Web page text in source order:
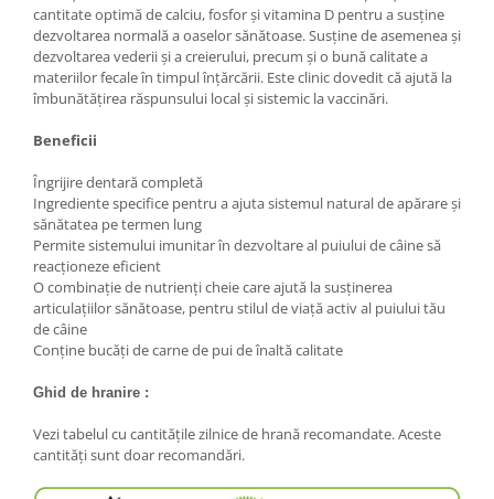
cantitate optimă de calciu, fosfor și vitamina D pentru a susține
dezvoltarea normală a oaselor sănătoase. Susține de asemenea și
dezvoltarea vederii și a creierului, precum și o bună calitate a
materiilor fecale în timpul înțărcării. Este clinic dovedit că ajută la
îmbunătățirea răspunsului local și sistemic la vaccinări.
Beneficii
Îngrijire dentară completă
Ingrediente specifice pentru a ajuta sistemul natural de apărare și
sănătatea pe termen lung
Permite sistemului imunitar în dezvoltare al puiului de câine să
reacționeze eficient
O combinație de nutrienți cheie care ajută la susținerea
articulațiilor sănătoase, pentru stilul de viață activ al puiului tău
de câine
Conține bucăți de carne de pui de înaltă calitate
Ghid de hranire :
Vezi tabelul cu cantităţile zilnice de hrană recomandate. Aceste
cantităţi sunt doar recomandări.